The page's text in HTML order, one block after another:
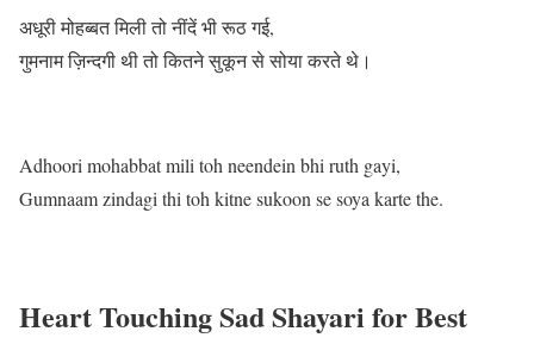
अधूरी मोहब्बत मिली तो नींदें भी रूठ गई,
गुमनाम ज़िन्दगी थी तो कितने सुकून से सोया करते थे।
Adhoori mohabbat mili toh neendein bhi ruth gayi,
Gumnaam zindagi thi toh kitne sukoon se soya karte the.
Heart Touching Sad Shayari for Best